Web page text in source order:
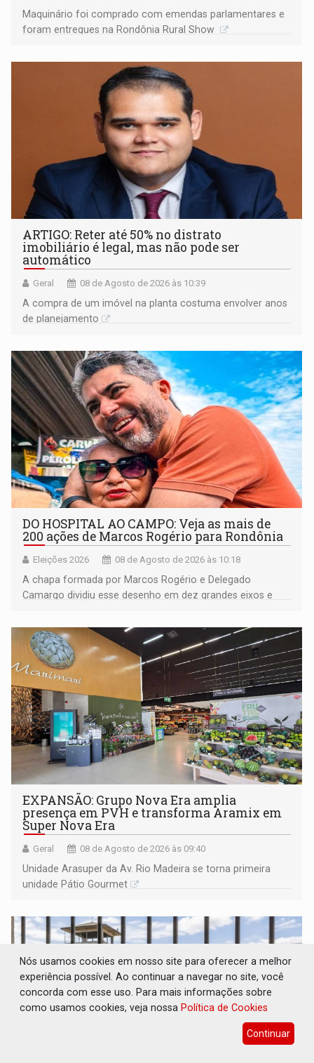
Maquinário foi comprado com emendas parlamentares e
foram entregues na Rondônia Rural Show
ARTIGO: Reter até 50% no distrato
imobiliário é legal, mas não pode ser
automático
Geral 08 de Agosto de 2026 às 10:39
A compra de um imóvel na planta costuma envolver anos
de planejamento
DO HOSPITAL AO CAMPO: Veja as mais de
200 ações de Marcos Rogério para Rondônia
Eleições 2026 08 de Agosto de 2026 às 10:18
A chapa formada por Marcos Rogério e Delegado
Camargo dividiu esse desenho em dez grandes eixos e
EXPANSÃO: Grupo Nova Era amplia
presença em PVH e transforma Aramix em
Super Nova Era
Geral 08 de Agosto de 2026 às 09:40
Unidade Arasuper da Av. Rio Madeira se torna primeira
unidade Pátio Gourmet
Nós usamos cookies em nosso site para oferecer a melhor
experiência possível. Ao continuar a navegar no site, você
concorda com esse uso. Para mais informações sobre
como usamos cookies, veja nossa Política de Cookies
Continuar